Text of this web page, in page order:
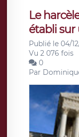
Le
établi sur
Publié le 04/
Vu 2 076 fois
0
Par